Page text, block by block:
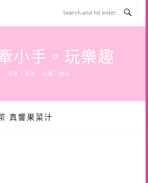
小手。玩樂趣
旅遊 | 美食 | 商攝 | 時尚
真響果菜汁